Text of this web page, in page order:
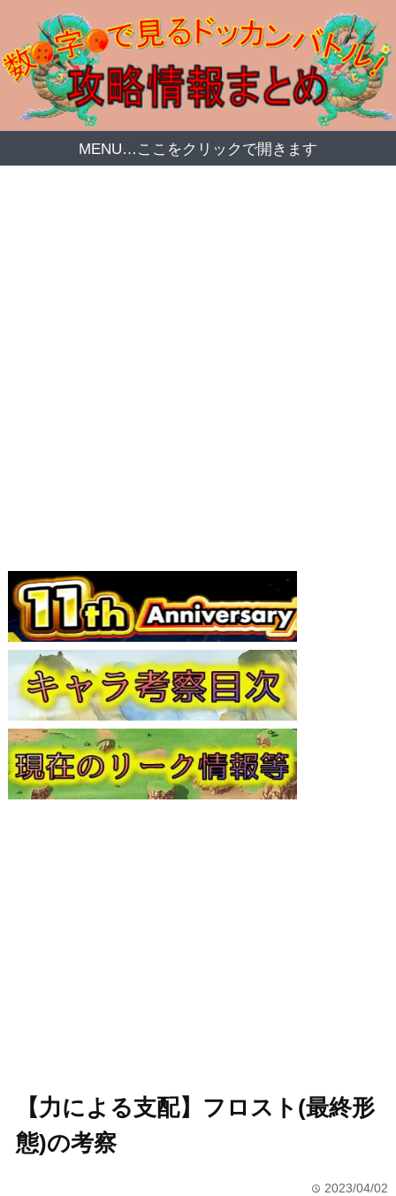
MENU…ここをクリックで開きます
【力による支配】フロスト(最終形
態)の考察
time 2023/04/02